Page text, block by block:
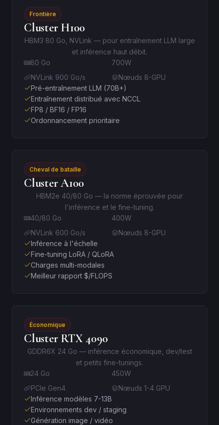
Frontière
Cluster H100
HBM3 80 Go, NVLink — pour entraînement LLM large
et inférence haut débit.
80 Go
700W
NVLink 900 Go/s
Nœuds 8-GPU
Pré-entraînement LLM (70B+)
Entraînement distribué avec NCCL
FP8 / BF16 / FP16
Ordonnancement prioritaire
Cheval de bataille
Cluster A100
HBM2e 40/80 Go — la norme éprouvée pour
l'inférence et le fine-tuning.
40/80 Go
400W
NVLink 600 Go/s
Nœuds 8-GPU
Inférence à l'échelle
Fine-tuning LoRA / QLoRA
Charges multi-modales
Meilleur rapport $/FLOPS
Économique
Cluster RTX 4090
GDDR6X 24 Go — inférence économique, dev/test
et petits fine-tunings.
24 Go
450W
PCIe Gen4
Nœuds 1-4 GPU
Inférence modèles 7-13B
Environnements dev / staging
Génération image / vidéo